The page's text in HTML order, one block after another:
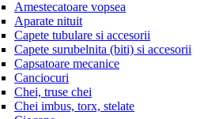
Amestecatoare vopsea
Aparate nituit
Capete tubulare si accesorii
Capete surubelnita (biti) si accesorii
Capsatoare mecanice
Canciocuri
Chei, truse chei
Chei imbus, torx, stelate